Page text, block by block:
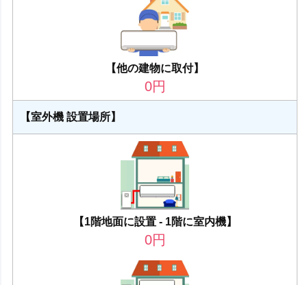
【他の建物に取付】
0円
【室外機 設置場所】
【1階地面に設置 - 1階に室内機】
0円